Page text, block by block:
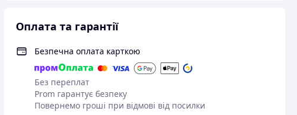
Оплата та гарантії
Безпечна оплата карткою
Без переплат
Prom гарантує безпеку
Повернемо гроші при відмові від посилки